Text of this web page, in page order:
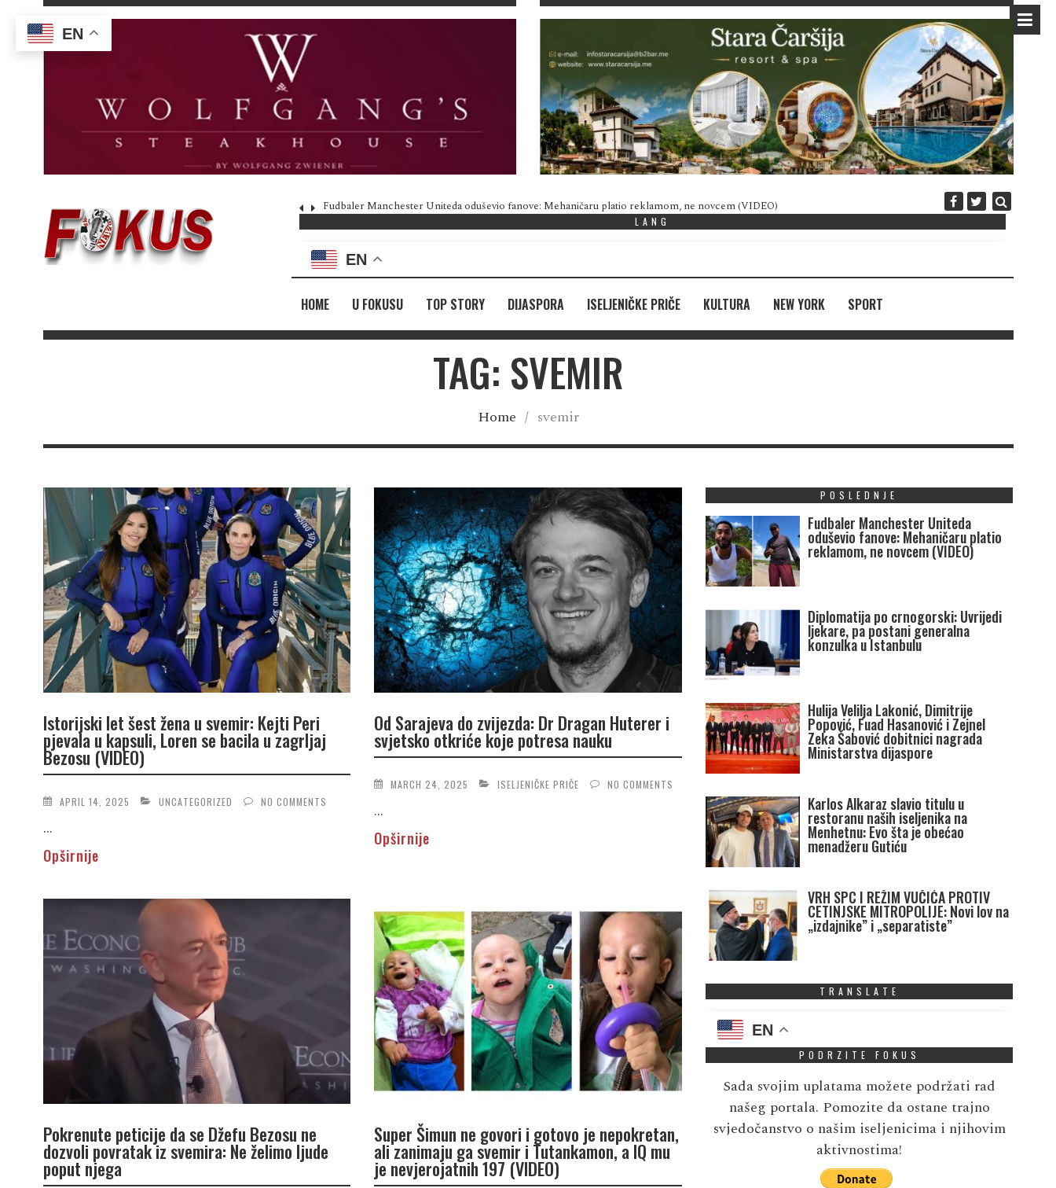
Fudbaler Manchester Uniteda oduševio fanove: Mehaničaru platio reklamom, ne novcem (VIDEO) Diplomatija po
LANG
EN
HOME U FOKUSU TOP STORY DIJASPORA ISELJENIČKE PRIČE KULTURA NEW YORK SPORT
TAG: SVEMIR
Home / svemir
Istorijski let šest žena u svemir: Kejti Peri
pjevala u kapsuli, Loren se bacila u zagrljaj
Bezosu (VIDEO)
APRIL 14, 2025 UNCATEGORIZED NO COMMENTS
...
Opširnije
Od Sarajeva do zvijezda: Dr Dragan Huterer i
svjetsko otkriće koje potresa nauku
MARCH 24, 2025 ISELJENIČKE PRIČE NO COMMENTS
...
Opširnije
Pokrenute peticije da se Džefu Bezosu ne
dozvoli povratak iz svemira: Ne želimo ljude
poput njega
Super Šimun ne govori i gotovo je nepokretan,
ali zanimaju ga svemir i Tutankamon, a IQ mu
je nevjerojatnih 197 (VIDEO)
POSLEDNJE
Fudbaler Manchester Uniteda
oduševio fanove: Mehaničaru platio
reklamom, ne novcem (VIDEO)
Diplomatija po crnogorski: Uvrijedi
ljekare, pa postani generalna
konzulka u Istanbulu
Hulija Velilja Lakonić, Dimitrije
Popović, Fuad Hasanović i Zejnel
Zeka Šabović dobitnici nagrada
Ministarstva dijaspore
Karlos Alkaraz slavio titulu u
restoranu naših iseljenika na
Menhetnu: Evo šta je obećao
menadžeru Gutiću
VRH SPC I REŽIM VUČIĆA PROTIV
CETINJSKE MITROPOLIJE: Novi lov na
„izdajnike” i „separatiste”
TRANSLATE
EN
PODRZITE FOKUS
Sada svojim uplatama možete podržati rad
našeg portala. Pomozite da ostane trajno
svjedočanstvo o našim iseljenicima i njihovim
aktivnostima!
EN